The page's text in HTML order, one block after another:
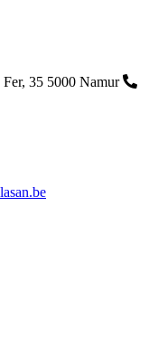
35 5000 Namur